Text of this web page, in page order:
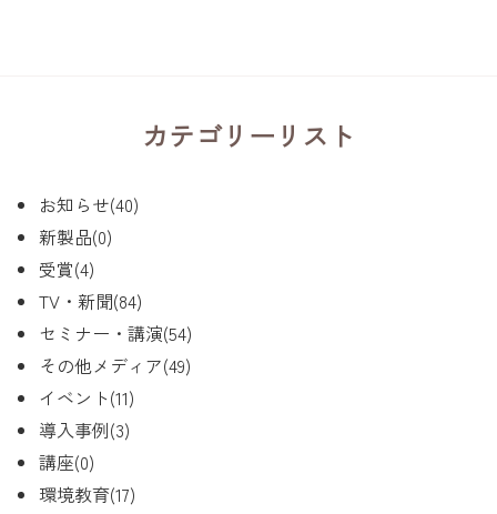
カテゴリーリスト
お知らせ(40)
新製品(0)
受賞(4)
TV・新聞(84)
セミナー・講演(54)
その他メディア(49)
イベント(11)
導入事例(3)
講座(0)
環境教育(17)